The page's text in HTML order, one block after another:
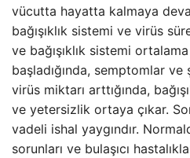
vücutta hayatta kalmaya
bağışıklık sistemi ve virüs
ve bağışıklık sistemi
başladığında, semptomlar
virüs miktarı arttığında,
ve yetersizlik ortaya çıkar.
vadeli ishal yaygındır.
sorunları ve bulaşıcı